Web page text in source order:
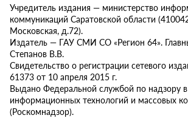
Учредитель издания — министерство
коммуникаций Саратовской области
Московская, д.72).
Издатель — ГАУ СМИ СО «Регион 64».
Степанов В.В.
Свидетельство о регистрации сетевого
61373 от 10 апреля 2015 г.
Выдано Федеральной службой по надзору в
информационных технологий и массовых
(Роскомнадзор).